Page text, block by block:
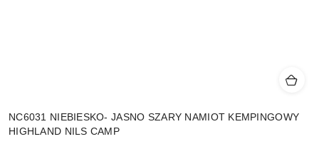
NC6031 NIEBIESKO- JASNO SZARY NAMIOT KEMPINGOWY
HIGHLAND NILS CAMP